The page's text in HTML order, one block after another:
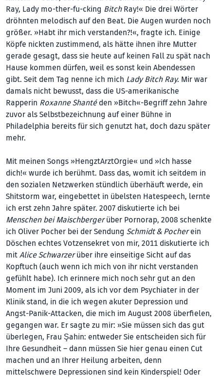
Ray, Lady mo-ther-fu-cking BitchRay!« Die drei Wörter
dröhnten melodisch auf den Beat. Die Augen wurden noch
größer. »Habt ihr mich verstanden?!«, fragte ich. Einige
Köpfe nickten zustimmend, als hätte ihnen ihre Mutter
gerade gesagt, dass sie heute auf keinen Fall zu spät nach
Hause kommen dürfen, weil es sonst kein Abendessen
gibt. Seit dem Tag nenne ich mich Lady Bitch Ray. Mir war
damals nicht bewusst, dass die US-amerikanische
Rapperin Roxanne Shantéden »Bitch«-Begriff zehn Jahre
zuvor als Selbstbezeichnung auf einer Bühne in
Philadelphia bereits für sich genutzt hat, doch dazu später
mehr.
Mit meinen Songs »HengztArztOrgie« und »Ich hasse
dich!« wurde ich berühmt. Dass das, womit ich seitdem in
den sozialen Netzwerken stündlich überhäuft werde, ein
Shitstorm war, eingebettet in übelsten Hatespeech, lernte
ich erst zehn Jahre später. 2007 diskutierte ich bei
Menschen bei Maischbergerüber Pornorap, 2008 schenkte
ich Oliver Pocher bei der Sendung Schmidt & Pocherein
Döschen echtes Votzensekret von mir, 2011 diskutierte ich
mit Alice Schwarzerüber ihre einseitige Sicht auf das
Kopftuch (auch wenn ich mich von ihr nicht verstanden
gefühlt habe). Ich erinnere mich noch sehr gut an den
Moment im Juni 2009, als ich vor dem Psychiater in der
Klinik stand, in die ich wegen akuter Depression und
Angst-Panik-Attacken, die mich im August 2008 überfielen,
gegangen war. Er sagte zu mir: »Sie müssen sich das gut
überlegen, Frau Şahin: entweder Sie entscheiden sich für
Ihre Gesundheit – dann müssen Sie hier genau einen Cut
machen und an Ihrer Heilung arbeiten, denn
mittelschwere Depressionen sind kein Kinderspiel! Oder